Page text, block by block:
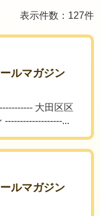
表示件数：127件
ルマガジン
大田区区
...
ルマガジン